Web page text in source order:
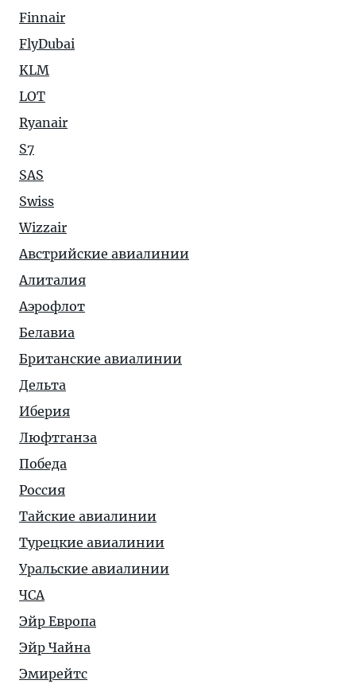
Finnair
FlyDubai
KLM
LOT
Ryanair
S7
SAS
Swiss
Wizzair
Австрийские авиалинии
Алиталия
Аэрофлот
Белавиа
Британские авиалинии
Дельта
Иберия
Люфтганза
Победа
Россия
Тайские авиалинии
Турецкие авиалинии
Уральские авиалинии
ЧСА
Эйр Европа
Эйр Чайна
Эмирейтс